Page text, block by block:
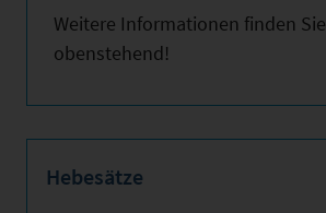
Weitere Informationen finden Sie
obenstehend!
Hebesätze